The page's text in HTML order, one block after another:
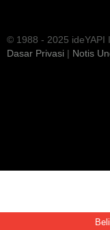
© 1988 - 2025 ideYAPI
Dasar Privasi | Notis